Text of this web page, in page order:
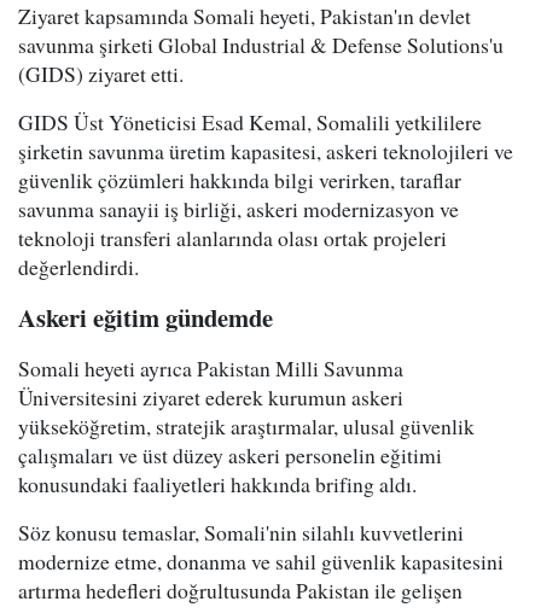
Ziyaret kapsamında Somali heyeti, Pakistan'ın devlet
savunma şirketi Global Industrial & Defense Solutions'u
(GIDS) ziyaret etti.
GIDS Üst Yöneticisi Esad Kemal, Somalili yetkililere
şirketin savunma üretim kapasitesi, askeri teknolojileri ve
güvenlik çözümleri hakkında bilgi verirken, taraflar
savunma sanayii iş birliği, askeri modernizasyon ve
teknoloji transferi alanlarında olası ortak projeleri
değerlendirdi.
Askeri eğitim gündemde
Somali heyeti ayrıca Pakistan Milli Savunma
Üniversitesini ziyaret ederek kurumun askeri
yükseköğretim, stratejik araştırmalar, ulusal güvenlik
çalışmaları ve üst düzey askeri personelin eğitimi
konusundaki faaliyetleri hakkında brifing aldı.
Söz konusu temaslar, Somali'nin silahlı kuvvetlerini
modernize etme, donanma ve sahil güvenlik kapasitesini
artırma hedefleri doğrultusunda Pakistan ile gelişen